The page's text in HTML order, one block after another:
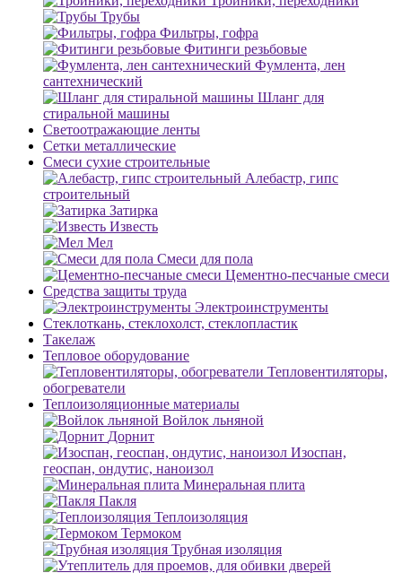
Трубы
Фильтры, гофра
Фитинги резьбовые
Фумлента, лен
сантехнический
Шланг для
стиральной машины
Светоотражающие ленты
Сетки металлические
Смеси сухие строительные
Алебастр, гипс
строительный
Затирка
Известь
Мел
Смеси для пола
Цементно-песчаные смеси
Средства защиты труда
Электроинструменты
Стеклоткань, стеклохолст, стеклопластик
Такелаж
Тепловое оборудование
Тепловентиляторы,
обогреватели
Теплоизоляционные материалы
Войлок льняной
Дорнит
Изоспан,
геоспан, ондутис, наноизол
Минеральная плита
Пакля
Теплоизоляция
Термоком
Трубная изоляция